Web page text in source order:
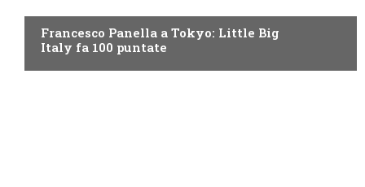
Francesco Panella a Tokyo: Little Big
Italy fa 100 puntate